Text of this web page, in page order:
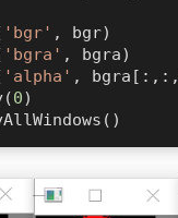
'bgr' , bgr)
'bgra' , bgra)
'alpha' , bgra[:,:,
0)